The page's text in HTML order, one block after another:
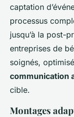
captation
processus
jusqu’à la post-
entreprises de
soignés,
communication
cible.
Montages